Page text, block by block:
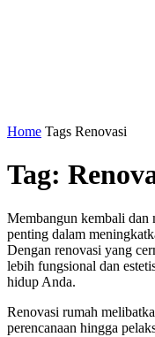
Home Tags Renovasi
Tag:
Membangun kembali dan
penting dalam
Dengan renovasi yang
lebih fungsional dan
hidup Anda.
Renovasi rumah
perencanaan hingga